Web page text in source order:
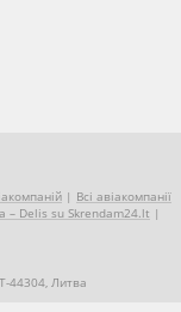
| Всі авіакомпанії
– Delis su Skrendam24.lt |
44304, Литва